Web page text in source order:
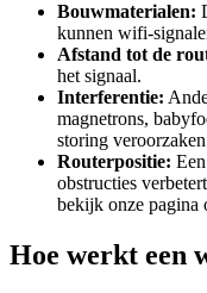
Bouwmaterialen:
kunnen wifi-
Afstand tot de
het signaal.
Interferentie:
magnetrons,
storing
Routerpositie:
obstructies
bekijk onze pagina
Hoe werkt een